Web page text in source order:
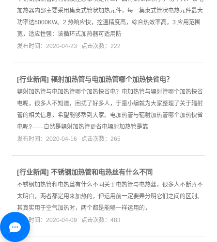
加热器内部主要采用集束式管状加热元件，每一集束式管状电热元件最大
功率达5000KW。2.热响应快，控温精度高，综合热效率高。3.应用范围
宽，适应性强：该循环式加热器可适用防
发布时间：2020-04-23 点击次数：222
[行业新闻] 辐射加热管与电加热管哪个加热快省电？
辐射加热管与电加热管哪个加热快省电？电加热管与辐射管哪个加热快省
电呢，很多人不知道，困扰了好多人，于是小编就为大家整理了关于辐射
管的相关信息，希望能够帮到大家。电加热管与辐射加热管哪个加热快省
电呢?——自然是辐射加热管更省电辐射加热管是靠
发布时间：2020-04-16 点击次数：265
[行业新闻] 不锈钢加热管和电热丝有什么不同
不锈钢加热管和电热丝有什么不同关于电热管与电热丝，很多人不断弄不
太明白，两者都是用来加热的，但运用前一定要弄分明它们之间的区别。
其真实用于空气加热时，两个都是能够一样运用的，
发布时间：2020-04-09 点击次数：483